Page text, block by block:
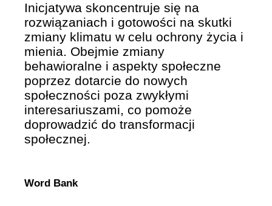
Inicjatywa skoncentruje się na
rozwiązaniach i gotowości na skutki
zmiany klimatu w celu ochrony życia i
mienia. Obejmie zmiany
behawioralne i aspekty społeczne
poprzez dotarcie do nowych
społeczności poza zwykłymi
interesariuszami, co pomoże
doprowadzić do transformacji
społecznej.
Word Bank